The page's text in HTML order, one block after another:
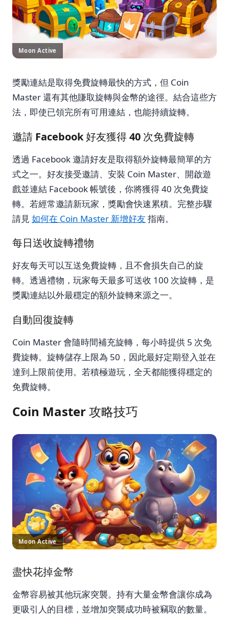
Moon Active
獎勵連結是取得免費旋轉最快的方式，但 Coin
Master 還有其他賺取旋轉與金幣的途徑。結合這些方
法，即使已領完所有可用連結，也能持續旋轉。
邀請 Facebook 好友獲得 40 次免費旋轉
透過 Facebook 邀請好友是取得額外旋轉最簡單的方
式之一。好友接受邀請、安裝 Coin Master、開啟遊
戲並連結 Facebook 帳號後，你將獲得 40 次免費旋
轉。若經常邀請新玩家，獎勵會快速累積。完整步驟
請見 如何在 Coin Master 新增好友 指南。
每日送收旋轉禮物
好友每天可以互送免費旋轉，且不會損失自己的旋
轉。透過禮物，玩家每天最多可送收 100 次旋轉，是
獎勵連結以外最穩定的額外旋轉來源之一。
自動回復旋轉
Coin Master 會隨時間補充旋轉，每小時提供 5 次免
費旋轉。旋轉儲存上限為 50，因此最好定期登入並在
達到上限前使用。若積極遊玩，全天都能獲得穩定的
免費旋轉。
Coin Master 攻略技巧
Moon Active
盡快花掉金幣
金幣容易被其他玩家突襲。持有大量金幣會讓你成為
更吸引人的目標，並增加突襲成功時被竊取的數量。